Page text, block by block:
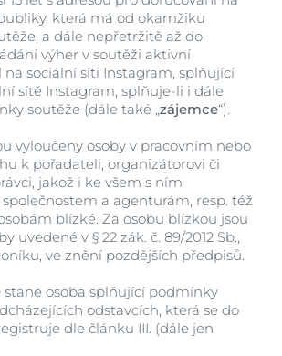
která má od okamžiku
a dále nepřetržitě až do
výher v soutěži aktivní
sociální síti Instagram, splňující
sítě Instagram, splňuje-li i dále
soutěže (dále také „zájemce“).
vyloučeny osoby v pracovním nebo
k pořadateli, organizátorovi či
jakož i ke všem s ním
a agenturám, resp. též
blízké. Za osobu blízkou jsou
uvedené v § 22 zák. č. 89/2012 Sb.,
ve znění pozdějších předpisů.
stane osoba splňující podmínky
odstavcích, která se do
dle článku III. (dále jen